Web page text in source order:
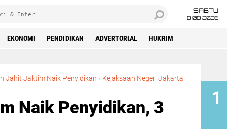
SABTU
8 08 2026
EKONOMI PENDIDIKAN ADVERTORIAL HUKRIM
Jahit Jaktim Naik Penyidikan › Kejaksaan Negeri Jakarta
Naik Penyidikan, 3